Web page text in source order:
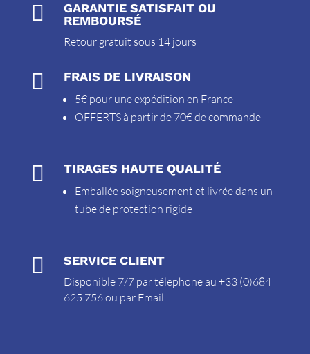

GARANTIE SATISFAIT OU
REMBOURSÉ
Retour gratuit sous 14 jours
 FRAIS DE LIVRAISON
5€ pour une expédition en France
OFFERTS à partir de 70€ de commande
 TIRAGES HAUTE QUALITÉ
Emballée soigneusement et livrée dans un
tube de protection rigide
 SERVICE CLIENT
Disponible 7/7 par télephone au +33 (0)684
625 756 ou par Email